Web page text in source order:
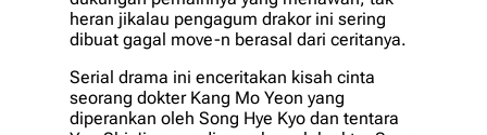
heran jikalau pengagum drakor ini sering
dibuat gagal move-n berasal dari ceritanya.
Serial drama ini enceritakan kisah cinta
seorang dokter Kang Mo Yeon yang
diperankan oleh Song Hye Kyo dan tentara